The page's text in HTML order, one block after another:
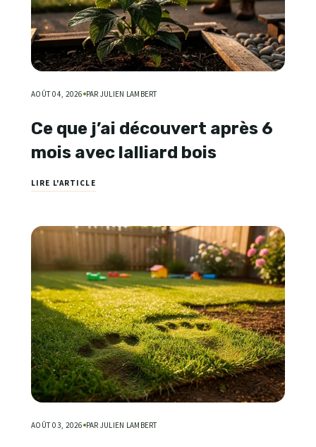
AOÛT 04, 2026 PAR JULIEN LAMBERT
Ce que j’ai découvert après 6
mois avec lalliard bois
LIRE L'ARTICLE
AOÛT 03, 2026 PAR JULIEN LAMBERT